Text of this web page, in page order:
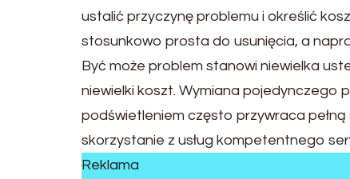
ustalić przyczynę problemu i określić
stosunkowo prosta do usunięcia, a
Być może problem stanowi niewielka
niewielki koszt. Wymiana pojedynczego
podświetleniem często przywraca
skorzystanie z usług kompetentnego
Reklama